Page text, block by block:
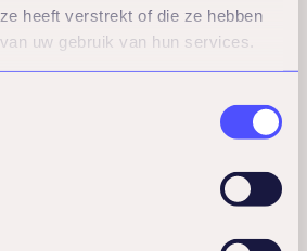
heeft verstrekt of die ze hebben
uw gebruik van hun services.
zijnwerkdruk,
en
. Deze elementen
hoe medewerkers